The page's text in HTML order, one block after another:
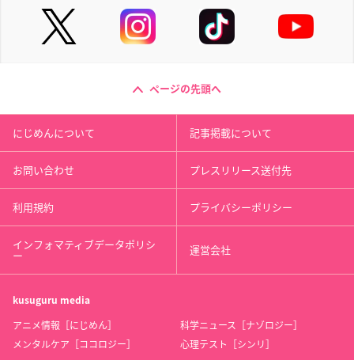
ページの先頭へ
にじめんについて 記事掲載について
お問い合わせ プレスリリース送付先
利用規約 プライバシーポリシー
インフォマティブデータポリシ
ー 運営会社
kusuguru media
アニメ情報［にじめん］
科学ニュース［ナゾロジー］
メンタルケア［ココロジー］
心理テスト［シンリ］